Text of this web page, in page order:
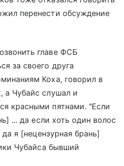
перенести обсуждение
главе ФСБ
за своего друга
Коха, говорил в
а Чубайс слушал и
красными пятнами. "Если
... да если хоть один волос
я [нецензурная брань]
Чубайса бывший